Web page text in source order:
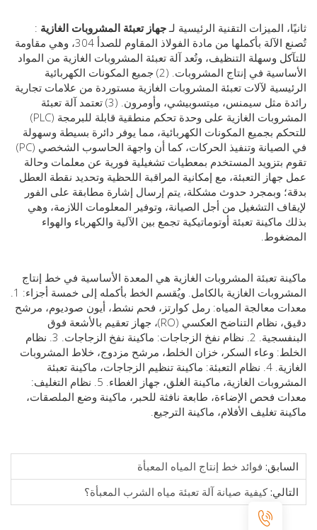
الميزات التقنية الرئيسية لـجهاز تعبئة المشروبات الغازية :
تُصنع الآلة بأكملها من مادة الفولاذ المقاوم للصدأ 304، وهي مقاومة
وسهلة التنظيف، وتُعد آلة تعبئة المشروبات الغازية من المواد
الأساسية في إنتاج المشروبات. (2) جميع المكونات الكهربائية
لآلات تعبئة المشروبات الغازية مستوردة من علامات تجارية
رائدة مثل سيمنس، ميتسوبيشي، وأومرون. (3) تعتمد آلة تعبئة
المشروبات الغازية على وحدة تحكم منطقية قابلة للبرمجة (PLC)
بجميع المكونات الكهربائية، مما يوفر دائرة بسيطة وسهولة
في الصيانة وتنفيذ الحركات، كما أن واجهة الحاسوب الشخصي (PC)
بتزويد المستخدم بمعطيات تشغيلية فورية عن معلمات وحالة
التعبئة، مع إمكانية المراقبة اللحظية وتحديد نقطة العطل
وبمجرد حدوث مشكلة، يتم إرسال إشارة مطابقة على الفور
التشغيل من أجل الصيانة، وتوفير المعلومات اللازمة، وهي
تعبئة أوتوماتيكية تجمع بين الآلية والكهرباء والهواء
تعبئة المشروبات الغازية هي المعدة الأساسية في خط إنتاج
المشروبات الغازية بالكامل. ويُقسم الخط بأكمله إلى خمسة أجزاء: 1.
معالجة المياه: رمل كوارتز، فحم نشط، أيون صوديوم، مرشح
دقيق، نظام التناضح العكسي (RO)، جهاز تعقيم بالأشعة فوق
البنفسجية. 2. نظام نفخ الزجاجات: ماكينة نفخ الزجاجات. 3. نظام
وعاء السكر، خزان الخلط، مرشح مزدوج، خلاط المشروبات
الغازية. 4. نظام التعبئة: ماكينة تنظيم الزجاجات، ماكينة تعبئة
المشروبات الغازية، ماكينة الغلق، جهاز الغطاء. 5. نظام التغليف:
فحص الإضاءة، طابعة نافثة للحبر، ماكينة وضع الملصقات،
تغليف الأفلام، ماكينة الترجيع.
فوائد خط إنتاج المياه المعبأة
كيفية صيانة آلة تعبئة مياه الشرب المعبأة؟